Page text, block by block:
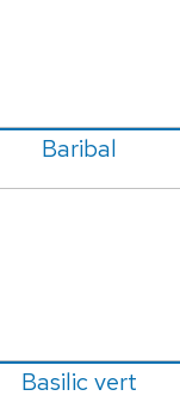
Baribal
Basilic vert